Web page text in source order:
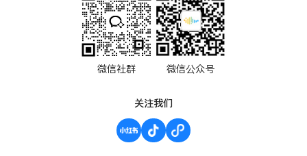
微信社群 微信公众号
关注我们